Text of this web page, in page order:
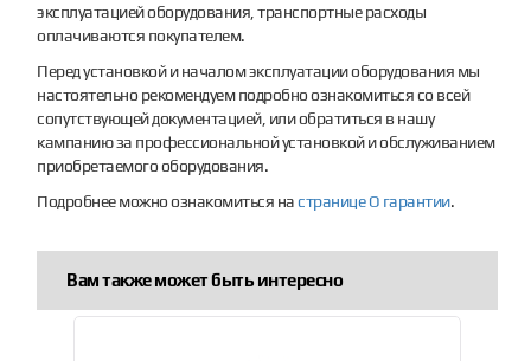
эксплуатацией оборудования, транспортные расходы
оплачиваются покупателем.
Перед установкой и началом эксплуатации оборудования мы
настоятельно рекомендуем подробно ознакомиться со всей
сопутствующей документацией, или обратиться в нашу
кампанию за профессиональной установкой и обслуживанием
приобретаемого оборудования.
Подробнее можно ознакомиться настранице О гарантии.
Вам также может быть интересно